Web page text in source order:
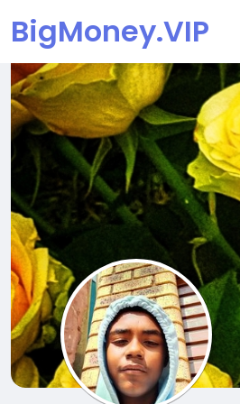
BigMoney.VIP